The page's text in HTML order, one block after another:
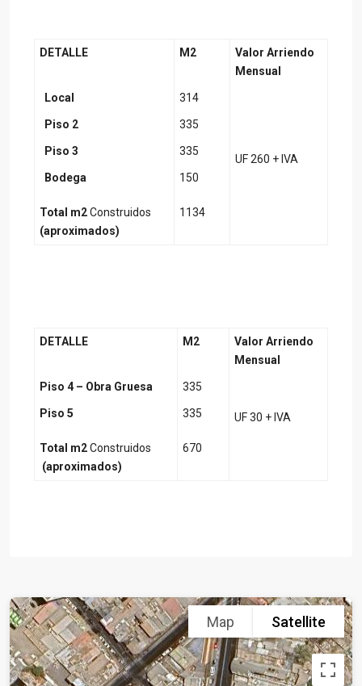
DETALLE M2
Valor Arriendo
Mensual
Local 314
UF 260 + IVA
Piso 2 335
Piso 3 335
Bodega 150
Total m2Construidos
(aproximados)
1134
DETALLE M2
Valor Arriendo
Mensual
Piso 4 – Obra Gruesa 335
UF 30 + IVA
Piso 5 335
Total m2Construidos
(aproximados)
670
Map Satellite